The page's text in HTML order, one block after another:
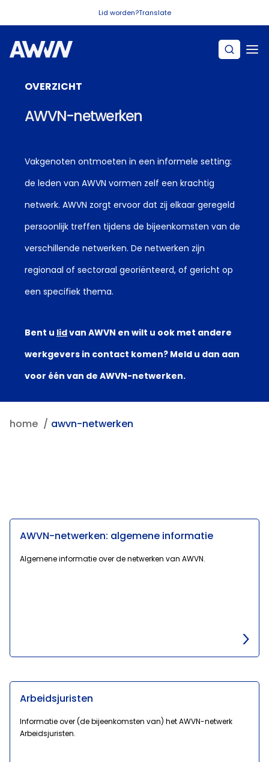
Lid worden?Translate
OVERZICHT
AWVN-netwerken
Vakgenoten ontmoeten in een informele setting:
de leden van AWVN vormen zelf een krachtig
netwerk. AWVN zorgt ervoor dat zij elkaar geregeld
persoonlijk treffen tijdens de bijeenkomsten van de
verschillende netwerken. De netwerken zijn
regionaal of sectoraal georiënteerd, of gericht op
een specifiek thema.
Bent u lidvan AWVN en wilt u ook met andere
werkgevers in contact komen? Meld u dan aan
voor één van de AWVN-netwerken.
home awvn-netwerken
AWVN-netwerken: algemene informatie
Algemene informatie over de netwerken van AWVN.
Arbeidsjuristen
Informatie over (de bijeenkomsten van) het AWVN-netwerk
Arbeidsjuristen.